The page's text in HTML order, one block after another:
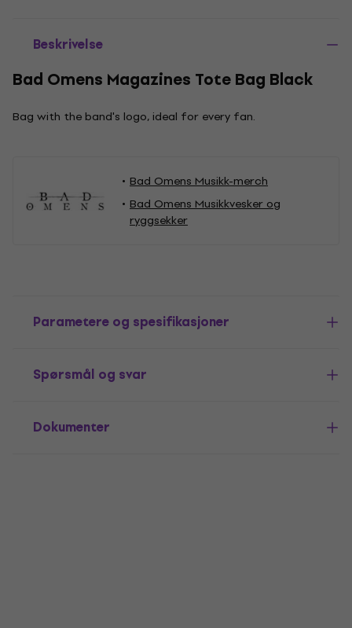
Beskrivelse
Bad Omens Magazines Tote Bag Black
Bag with the band's logo, ideal for every fan.
Bad Omens Musikk-merch
Bad Omens Musikkvesker og
ryggsekker
Parametere og spesifikasjoner
Spørsmål og svar
Dokumenter